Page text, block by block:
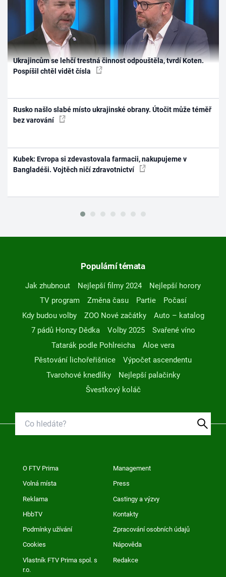
Ukrajincům se lehčí trestná činnost odpouštěla, tvrdí Koten.
Pospíšil chtěl vidět čísla
Rusko našlo slabé místo ukrajinské obrany. Útočit může téměř
bez varování
Kubek: Evropa si zdevastovala farmacii, nakupujeme v
Bangladéši. Vojtěch ničí zdravotnictví
Populární témata
Jak zhubnout Nejlepší filmy 2024
Nejlepší horory
TV program
Změna času Partie
Počasí
Kdy budou volby
ZOO Nové začátky
Auto – katalog
7 pádů Honzy Dědka
Volby 2025
Svařené víno
Tatarák podle Pohlreicha
Aloe vera
Pěstování lichořeřišnice
Výpočet ascendentu
Tvarohové knedlíky
Nejlepší palačinky
Švestkový koláč
O FTV Prima Management
Volná místa Press
Reklama Castingy a výzvy
HbbTV Kontakty
Podmínky užívání Zpracování osobních údajů
Cookies Nápověda
Vlastník FTV Prima spol. s
r.o.
Redakce